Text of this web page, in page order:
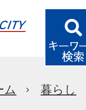
ム 暮らし